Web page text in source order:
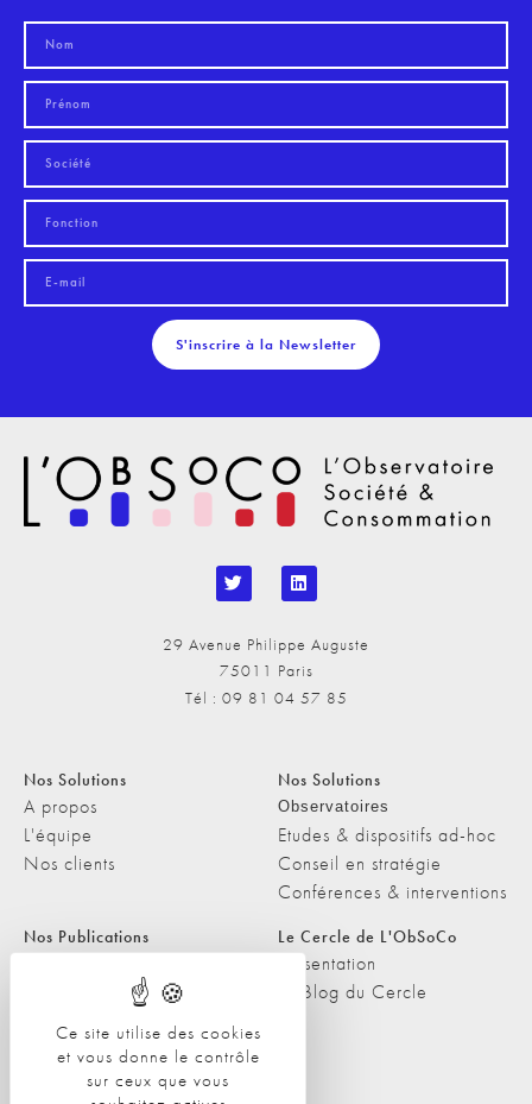
Ce site utilise des cookies
et vous donne le contrôle
sur ceux que vous
S'inscrire à la Newsletter
29 Avenue Philippe Auguste
75011 Paris
Tél : 09 81 04 57 85
Nos Solutions
A propos
L'équipe
Nos clients
Nos Solutions
Observatoires
Etudes & dispositifs ad-hoc
Conseil en stratégie
Conférences & interventions
Nos Publications
Les Podcasts de L'ObSoCo
L'ObSoCo dans les médias
Le Cercle de L'ObSoCo
Présentation
Le Blog du Cercle
Contacts
Nous contacter